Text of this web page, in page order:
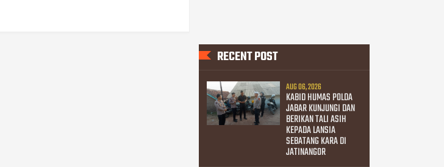
RECENT POST
AUG 06, 2026
KABID HUMAS POLDA
JABAR KUNJUNGI DAN
BERIKAN TALI ASIH
KEPADA LANSIA
SEBATANG KARA DI
JATINANGOR